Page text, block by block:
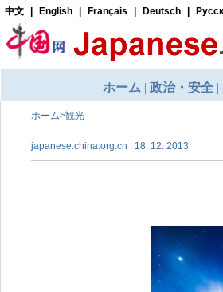
ホーム>観光
japanese.china.org.cn | 18. 12. 2013